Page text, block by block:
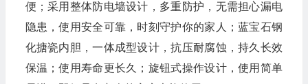
便；采用整体防电墙设计，多重防护，无需担心漏电
隐患，使用安全可靠，时刻守护你的家人；蓝宝石钢
化搪瓷内胆，一体成型设计，抗压耐腐蚀，持久长效
保温；使用寿命更长久；旋钮式操作设计，使用简单